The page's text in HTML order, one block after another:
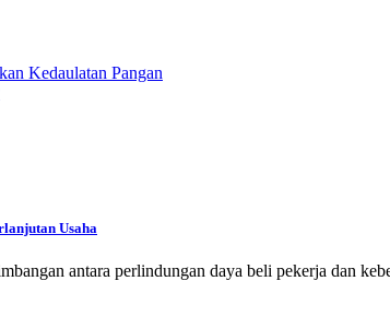
Kedaulatan Pangan
Usaha
antara perlindungan daya beli pekerja dan